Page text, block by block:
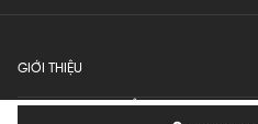
GIỚI THIỆU
QUY ĐỊNH HOẠT ĐỘNG